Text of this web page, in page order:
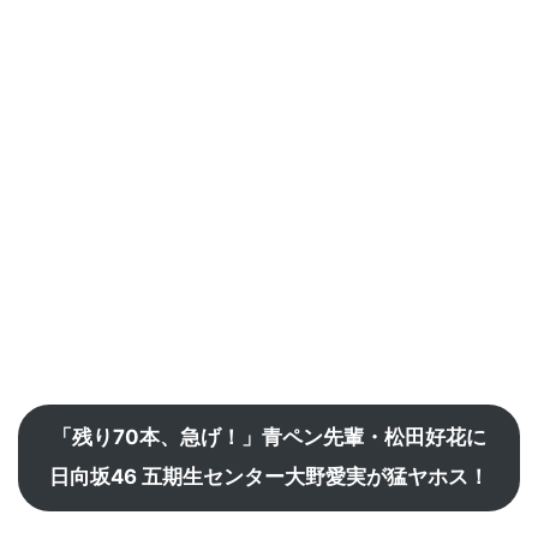
「残り70本、急げ！」青ペン先輩・松田好花に
日向坂46 五期生センター大野愛実が猛ヤホス！